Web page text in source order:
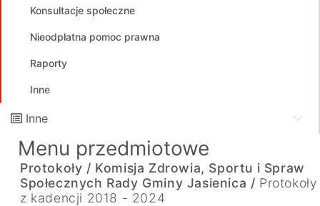
Konsultacje społeczne
Nieodpłatna pomoc prawna
Raporty
Inne
Inne
Menu przedmiotowe
Protokoły / Komisja Zdrowia, Sportu i Spraw
Społecznych Rady Gminy Jasienica / Protokoły
z kadencji 2018 - 2024